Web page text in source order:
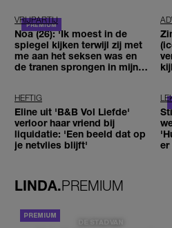
VRIJPARTIJ
Noa (26): 'Ik moest in de
spiegel kijken terwijl zij met
me aan het seksen was en
de tranen sprongen in mijn
HEFTIG
Eline uit 'B&B Vol Liefde'
verloor haar vriend bij
liquidatie: 'Een beeld dat op
je netvlies blijft'
er
LINDA.PREMIUM
DE STAD VAN